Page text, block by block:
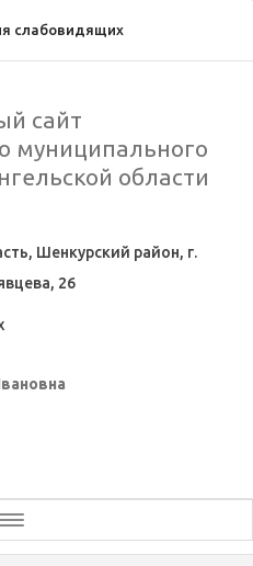
слабовидящих
сайт
муниципального
области
Шенкурский район, г.
26
Toggle
navigation